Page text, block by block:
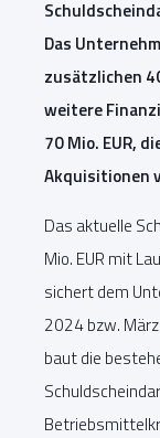
Das
zusätzlichen
weitere
70 Mio. EUR,
Akquisitionen
Das aktuelle
Mio. EUR mit
sichert dem
2024 bzw.
baut die